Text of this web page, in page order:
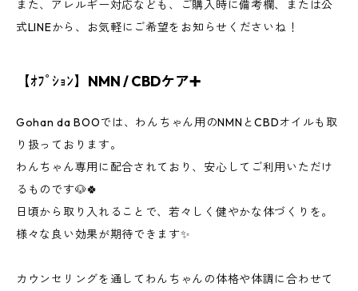
また、アレルギー対応なども、ご購入時に備考欄、または公
式LINEから、お気軽にご希望をお知らせくださいね！
【ｵﾌﾟｼｮﾝ】NMN / CBDケア➕
Gohan da BOOでは、わんちゃん用のNMNとCBDオイルも取
り扱っております。
わんちゃん専用に配合されており、安心してご利用いただけ
るものです🐶🍀
日頃から取り入れることで、若々しく健やかな体づくりを。
様々な良い効果が期待できます✨
カウンセリングを通してわんちゃんの体格や体調に合わせて